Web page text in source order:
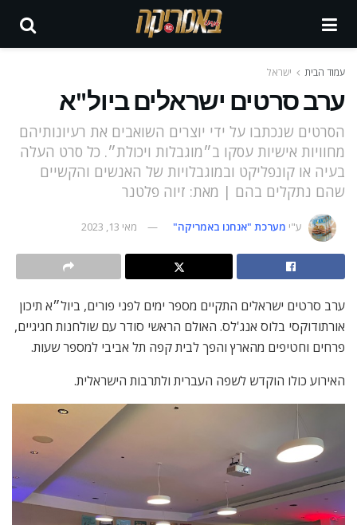
עמוד הבית ישראל
ערב סרטים ישראלים ביול"א
הסרטים שנכתבו על ידי יוצרים השואבים את רעיונותיהם
מחוויות אישיות עסקו ב״מוגבלות ויכולת״. כל סרט העלה
בעיה או קונפליקט ובמוגבלויות של האנשים והקשיים
שהם נתקלים בהם | מאת: זיוה פלטנר
ע"י מערכת "אנחנו באמריקה" מאי 13, 2023
ערב סרטים ישראלים התקיים מספר ימים לפני פורים, ביול״א תיכון
אורתודוקסי בלוס אנג'לס. האולם הראשי סודר עם שולחנות חגיגיים,
פרחים וחטיפים מהארץ והפך לבית קפה תל אביבי למספר שעות.
האירוע כולו הוקדש לשפה העברית ולתרבות הישראלית.